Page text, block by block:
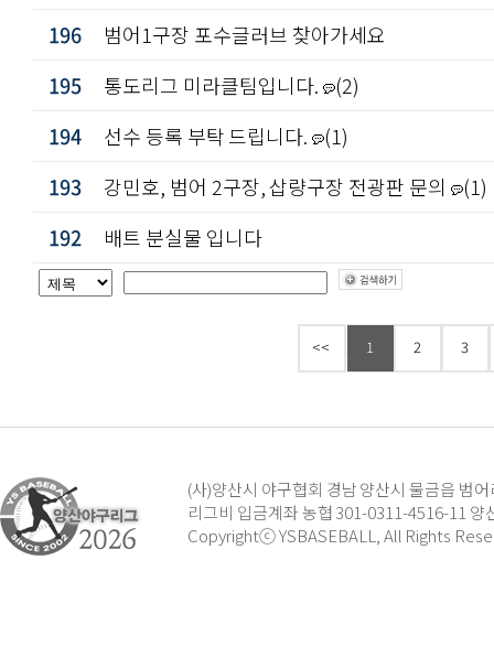
196 범어1구장 포수글러브 찾아가세요
195 통도리그 미라클팀입니다. (2)
194 선수 등록 부탁 드립니다. (1)
193 강민호, 범어 2구장, 삽량구장 전광판 문의 (1)
192 배트 분실물 입니다
<< 1 2 3
(사)양산시 야구협회 경남 양산시 물금읍 범
리그비 입금계좌 농협 301-0311-4516-11 양
Copyrightⓒ YSBASEBALL, All Rights